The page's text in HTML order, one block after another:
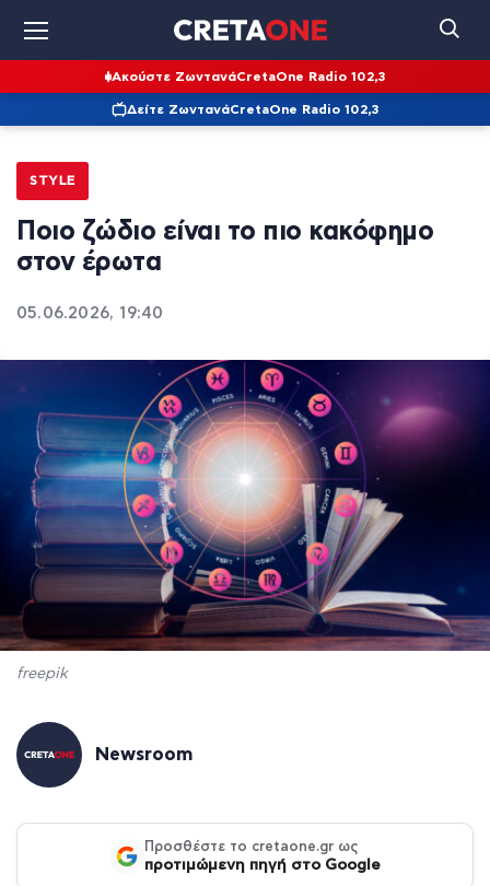
Ακούστε ΖωντανάCretaOne Radio 102,3
Δείτε ΖωντανάCretaOne Radio 102,3
STYLE
Ποιο ζώδιο είναι το πιο κακόφημο
στον έρωτα
05.06.2026, 19:40
freepik
Newsroom
Προσθέστε το cretaone.gr ως
προτιμώμενη πηγή στο Google